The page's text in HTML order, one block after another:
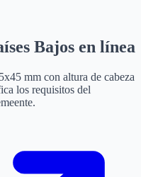
Bajos en línea
mm con altura de cabeza
los requisitos del